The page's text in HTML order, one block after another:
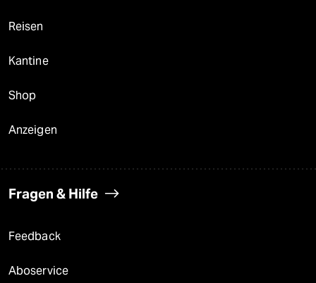
Reisen
Kantine
Shop
Anzeigen
Fragen & Hilfe
Feedback
Aboservice